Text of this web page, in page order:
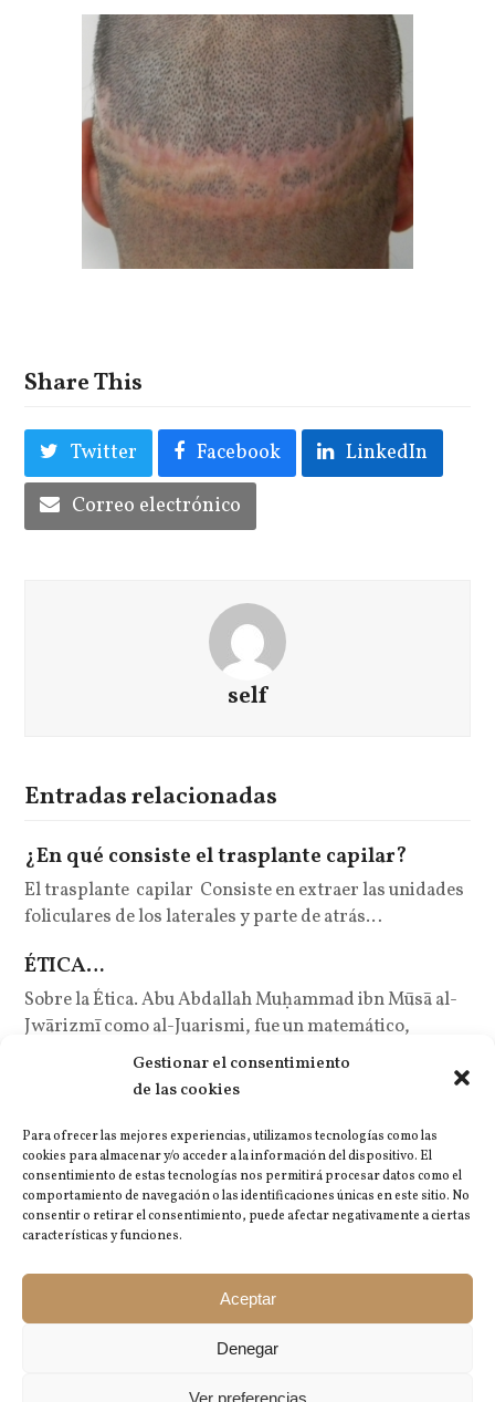
Gestionar el consentimiento
de las cookies
Para ofrecer las mejores experiencias, utilizamos tecnologías como las
cookies para almacenar y/o acceder a la información del dispositivo. El
consentimiento de estas tecnologías nos permitirá procesar datos como el
comportamiento de navegación o las identificaciones únicas en este sitio. No
consentir o retirar el consentimiento, puede afectar negativamente a ciertas
características y funciones.
Aceptar
Denegar
Ver preferencias
Share This
Twitter Facebook
LinkedIn
Correo electrónico
self
Entradas relacionadas
¿En qué consiste el trasplante capilar?
El trasplante capilar Consiste en extraer las unidades
foliculares de los laterales y parte de atrás…
ÉTICA…
Sobre la Ética. Abu Abdallah Muḥammad ibn Mūsā al-
Jwārizmī como al-Juarismi, fue un matemático,
Post de Identidad…
La identidad , esos rasgos y características que nos
hacen diferentes y únicos. Cada persona…
post:
ÉTICA…
¿En qué consiste el trasplante
© 2026 Self Clínica. Todos los derechos reservados.